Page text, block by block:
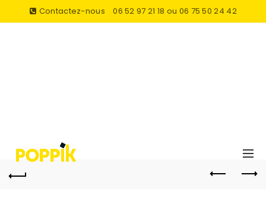
Contactez-nous 06 52 97 21 18 ou 06 75 50 24 42